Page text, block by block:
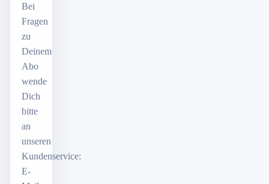
Bei
Fragen
zu
Deinem
Abo
wende
Dich
bitte
an
unseren
Kundenservice:
E-